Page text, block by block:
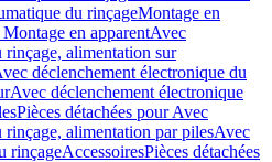
du rinçageMontage en
en apparentAvec
rinçage, alimentation sur
déclenchement électronique du
Avec déclenchement électronique
Pièces détachées pour Avec
alimentation par pilesAvec
rinçageAccessoiresPièces détachées